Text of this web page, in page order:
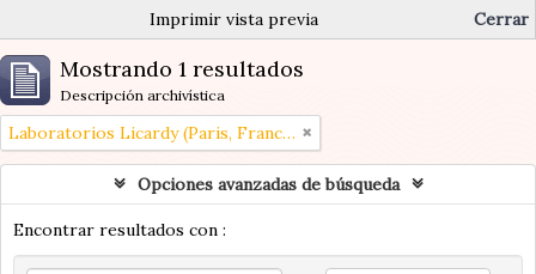
Imprimir vista previa Cerrar
Mostrando 1 resultados
Descripción archivística
Laboratorios Licardy (Paris, Francia)
Opciones avanzadas de búsqueda
Encontrar resultados con :